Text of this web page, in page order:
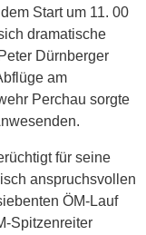
Start um 11. 00
dramatische
Dürnberger
am
Perchau sorgte
für seine
anspruchsvollen
ÖM-Lauf
Spitzenreiter